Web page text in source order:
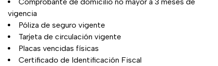
vigencia
Póliza de seguro vigente
Tarjeta de circulación vigente
Placas vencidas físicas
Certificado de Identificación Fiscal